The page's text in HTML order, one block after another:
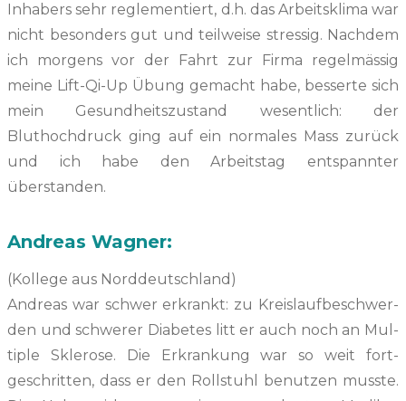
Inhab­ers sehr regle­men­tiert, d.h. das Arbeit­skli­ma war
nicht beson­ders gut und teil­weise stres­sig. Nach­dem
ich mor­gens vor der Fahrt zur Fir­ma regelmäs­sig
meine Lift-Qi-Up Übung gemacht habe, besserte sich
mein Gesund­heit­szu­s­tand wesentlich: der
Bluthochdruck ging auf ein nor­males Mass zurück
und ich habe den Arbeit­stag entspan­nter
überstanden.
Andreas Wagner:
(Kol­lege aus Norddeutschland)
Andreas war schw­er erkrankt: zu Kreis­lauf­beschw­er­
den und schw­er­er Dia­betes litt er auch noch an Mul­
ti­ple Sklerose. Die Erkrankung war so weit fort­
geschrit­ten, dass er den Roll­stuhl benutzen musste.